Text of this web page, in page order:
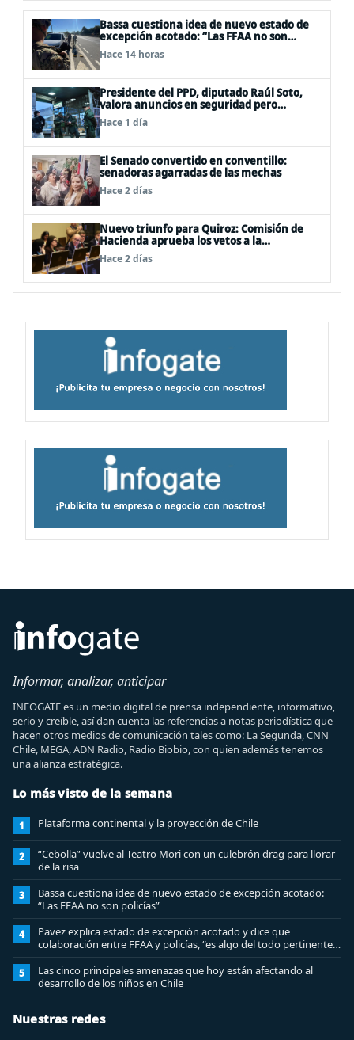
Bassa cuestiona idea de nuevo estado de
excepción acotado: “Las FFAA no son
policías”
Hace 14 horas
Presidente del PPD, diputado Raúl Soto,
valora anuncios en seguridad pero
advierte ausencia clave: alzamiento del
secreto bancario
Hace 1 día
El Senado convertido en conventillo:
senadoras agarradas de las mechas
Hace 2 días
Nuevo triunfo para Quiroz: Comisión de
Hacienda aprueba los vetos a la
Megarreforma
Hace 2 días
Informar, analizar, anticipar
INFOGATE es un medio digital de prensa independiente, informativo,
serio y creíble, así dan cuenta las referencias a notas periodística que
hacen otros medios de comunicación tales como: La Segunda, CNN
Chile, MEGA, ADN Radio, Radio Biobio, con quien además tenemos
una alianza estratégica.
Lo más visto de la semana
1 Plataforma continental y la proyección de Chile
2
“Cebolla” vuelve al Teatro Mori con un culebrón drag para llorar
de la risa
3
Bassa cuestiona idea de nuevo estado de excepción acotado:
“Las FFAA no son policías”
4
Pavez explica estado de excepción acotado y dice que
colaboración entre FFAA y policías, “es algo del todo pertinente
analizar”
5
Las cinco principales amenazas que hoy están afectando al
desarrollo de los niños en Chile
Nuestras redes